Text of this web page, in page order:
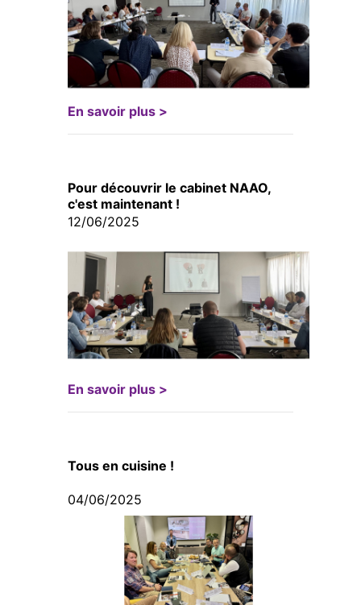
En savoir plus >
Pour découvrir le cabinet NAAO,
c'est maintenant !
12/06/2025
En savoir plus >
Tous en cuisine !
04/06/2025